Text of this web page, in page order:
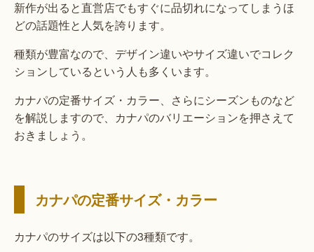
新作が出ると直営店でもすぐに品切れになってしまうほ
どの話題性と人気を誇ります。
種類が豊富なので、デザイン違いやサイズ違いでコレク
ションしているという人も多くいます。
カナパの定番サイズ・カラー、さらにシーズンものなど
を解説しますので、カナパのバリエーションを押さえて
おきましょう。
カナパの定番サイズ・カラー
カナパのサイズは以下の3種類です。